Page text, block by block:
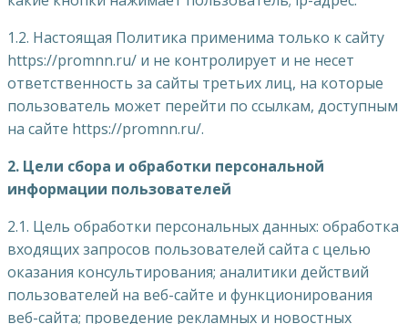
1.2. Настоящая Политика применима только к сайту
https://promnn.ru/ и не контролирует и не несет
ответственность за сайты третьих лиц, на которые
пользователь может перейти по ссылкам, доступным
на сайте https://promnn.ru/.
2. Цели сбора и обработки персональной
информации пользователей
2.1. Цель обработки персональных данных: обработка
входящих запросов пользователей сайта с целью
оказания консультирования; аналитики действий
пользователей на веб-сайте и функционирования
веб-сайта; проведение рекламных и новостных